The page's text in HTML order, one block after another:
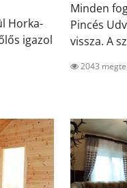
Horka-
igazol
Minden
Pincés
vissza. A
2043